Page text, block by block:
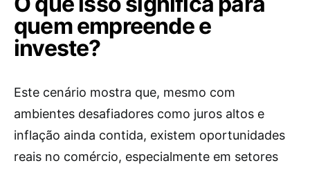
quem empreende e
investe?
Este cenário mostra que, mesmo com
ambientes desafiadores como juros altos e
inflação ainda contida, existem oportunidades
reais no comércio, especialmente em setores